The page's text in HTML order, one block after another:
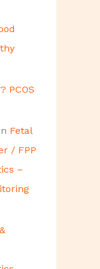
PCOS
Fetal
/ FPP
–